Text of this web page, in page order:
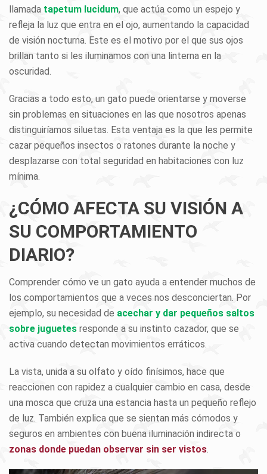
llamada tapetum lucidum, que actúa como un espejo y
refleja la luz que entra en el ojo, aumentando la capacidad
de visión nocturna. Este es el motivo por el que sus ojos
brillan tanto si les iluminamos con una linterna en la
oscuridad.
Gracias a todo esto, un gato puede orientarse y moverse
sin problemas en situaciones en las que nosotros apenas
distinguiríamos siluetas. Esta ventaja es la que les permite
cazar pequeños insectos o ratones durante la noche y
desplazarse con total seguridad en habitaciones con luz
mínima.
¿CÓMO AFECTA SU VISIÓN A
SU COMPORTAMIENTO
DIARIO?
Comprender cómo ve un gato ayuda a entender muchos de
los comportamientos que a veces nos desconciertan. Por
ejemplo, su necesidad de acechar y dar pequeños saltos
sobre juguetes responde a su instinto cazador, que se
activa cuando detectan movimientos erráticos.
La vista, unida a su olfato y oído finísimos, hace que
reaccionen con rapidez a cualquier cambio en casa, desde
una mosca que cruza una estancia hasta un pequeño reflejo
de luz. También explica que se sientan más cómodos y
seguros en ambientes con buena iluminación indirecta o
zonas donde puedan observar sin ser vistos.